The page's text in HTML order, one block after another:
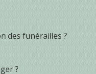
des funérailles ?
?